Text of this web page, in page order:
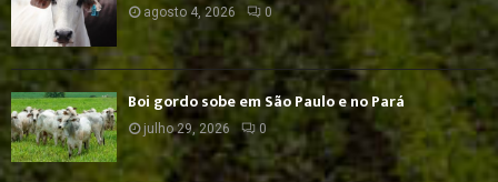
agosto 4, 2026 0
Boi gordo sobe em São Paulo e no Pará
julho 29, 2026 0